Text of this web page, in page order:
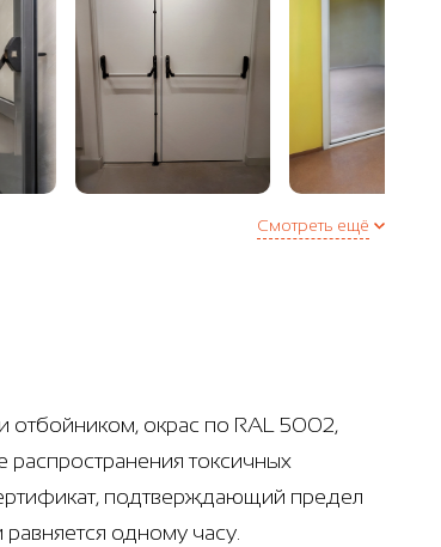
Смотреть ещё
отбойником, окрас по RAL 5002,
распространения токсичных
подтверждающий предел
одному часу.